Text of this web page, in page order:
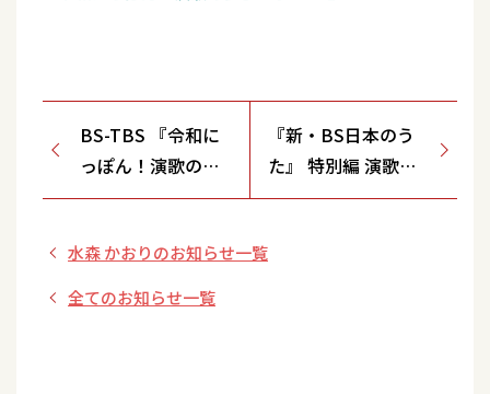
BS-TBS 『令和に
っぽん！演歌の夢
まつり2024』
『新・BS日本のう
た』 特別編 演歌フ
ェス 2024
水森 かおりのお知らせ一覧
全てのお知らせ一覧